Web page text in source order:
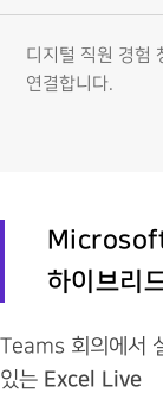
디지털 직원 경험
연결합니다.
하이브리
Teams 회의에서
있는 Excel Live